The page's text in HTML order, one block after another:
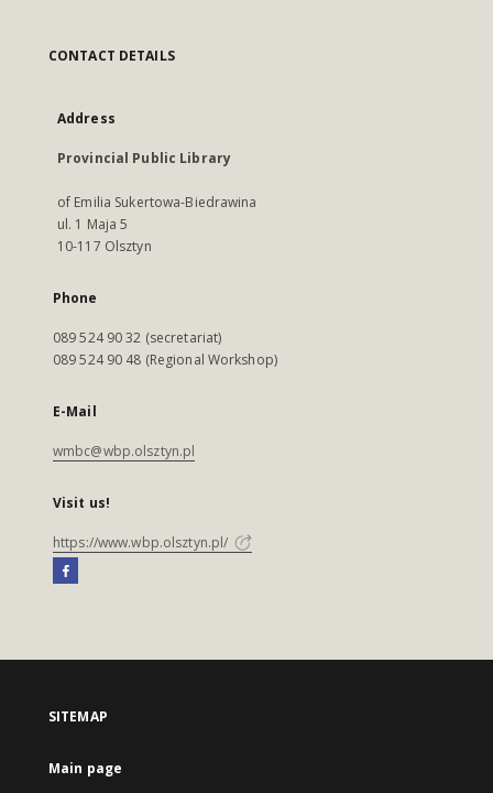
CONTACT DETAILS
Address
Provincial Public Library
of Emilia Sukertowa-Biedrawina
ul. 1 Maja 5
10-117 Olsztyn
Phone
089 524 90 32 (secretariat)
089 524 90 48 (Regional Workshop)
E-Mail
wmbc@wbp.olsztyn.pl
Visit us!
https://www.wbp.olsztyn.pl/
SITEMAP
Main page